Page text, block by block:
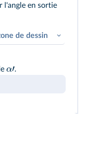
l'angle en sortie
de dessin
α′.